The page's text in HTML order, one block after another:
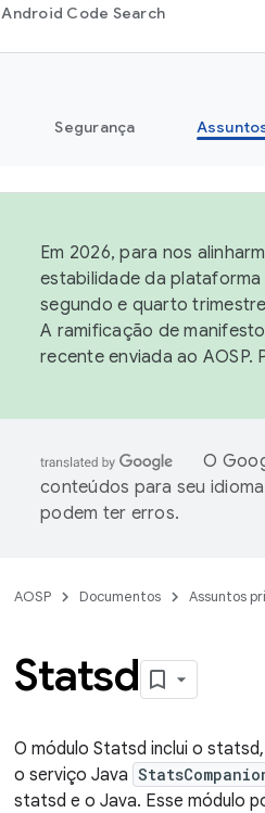
Android Code Search
Segurança
Em 2026, para nos
estabilidade da
segundo e quarto
A ramificação de manifesto
recente enviada ao AOSP.
O
conteúdos para seu
podem ter erros.
AOSP Documentos Assuntos
Statsd
O módulo Statsd inclui o
o serviço Java
statsd e o Java. Esse módulo